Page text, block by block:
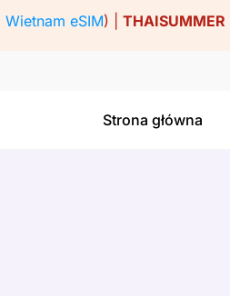
Wietnam eSIM) | THAISUMMER
Strona główna